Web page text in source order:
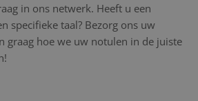
in ons netwerk. Heeft u een
specifieke taal? Bezorg ons uw
graag hoe we uw notulen in de juiste